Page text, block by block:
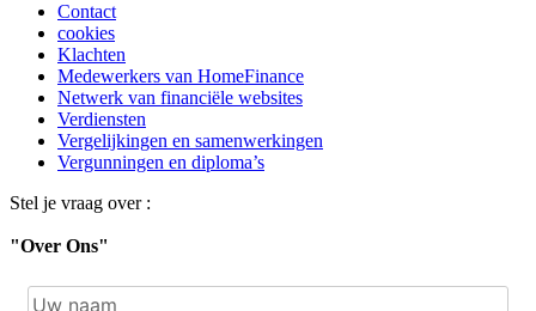
Contact
cookies
Klachten
Medewerkers van HomeFinance
Netwerk van financiële websites
Verdiensten
Vergelijkingen en samenwerkingen
Vergunningen en diploma’s
Stel je vraag over :
"Over Ons"